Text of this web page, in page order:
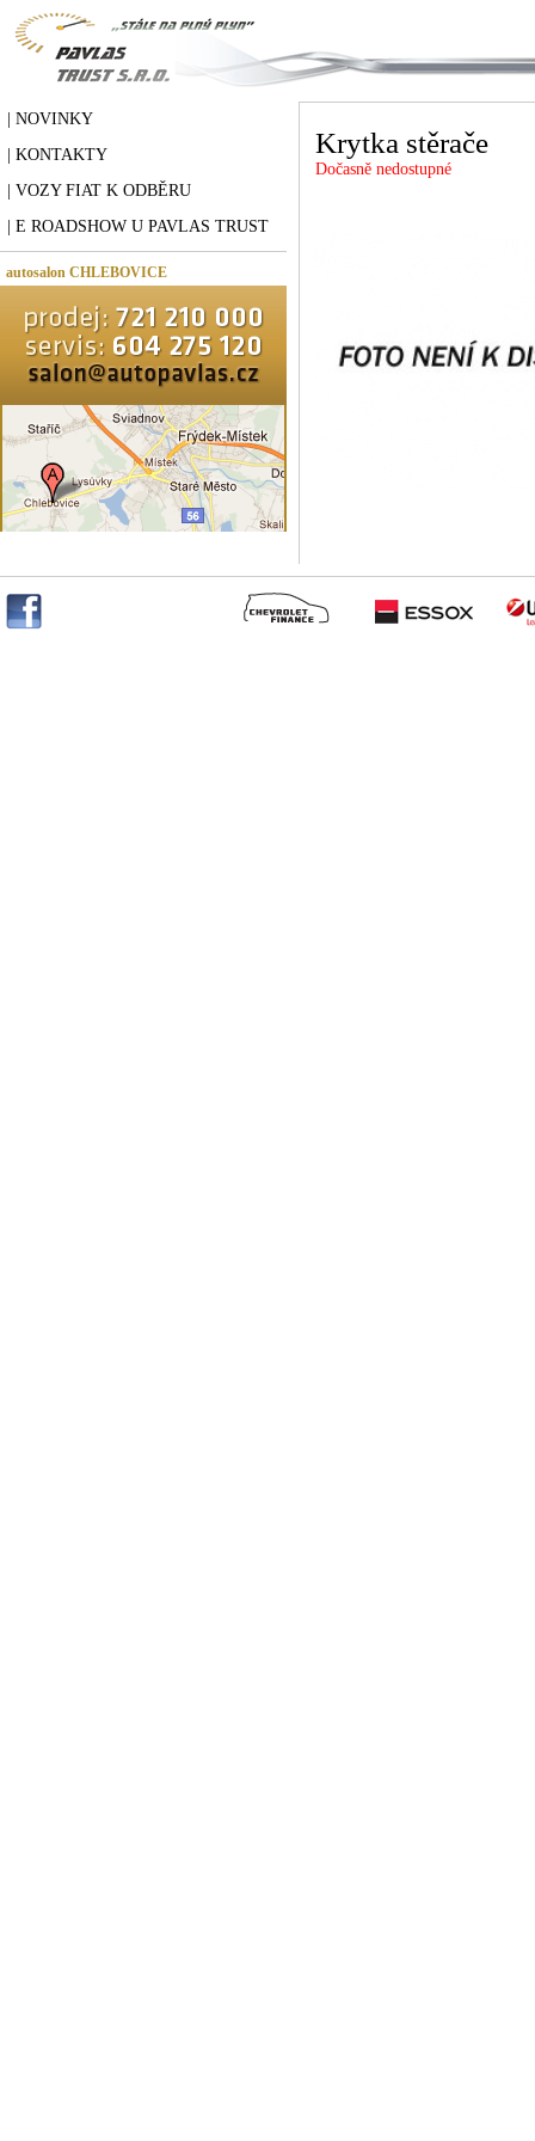
| NOVINKY
| KONTAKTY
| VOZY FIAT K ODBĚRU
| E ROADSHOW U PAVLAS TRUST
autosalon CHLEBOVICE
Krytka stěrače
Dočasně nedostupné